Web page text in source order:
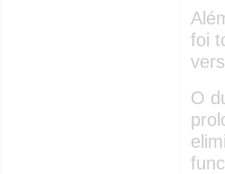
foi
O